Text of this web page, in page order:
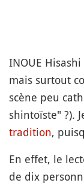
INOUE
mais surtout
scène peu
shintoïste" ?).
tradition,
En effet, le
de dix